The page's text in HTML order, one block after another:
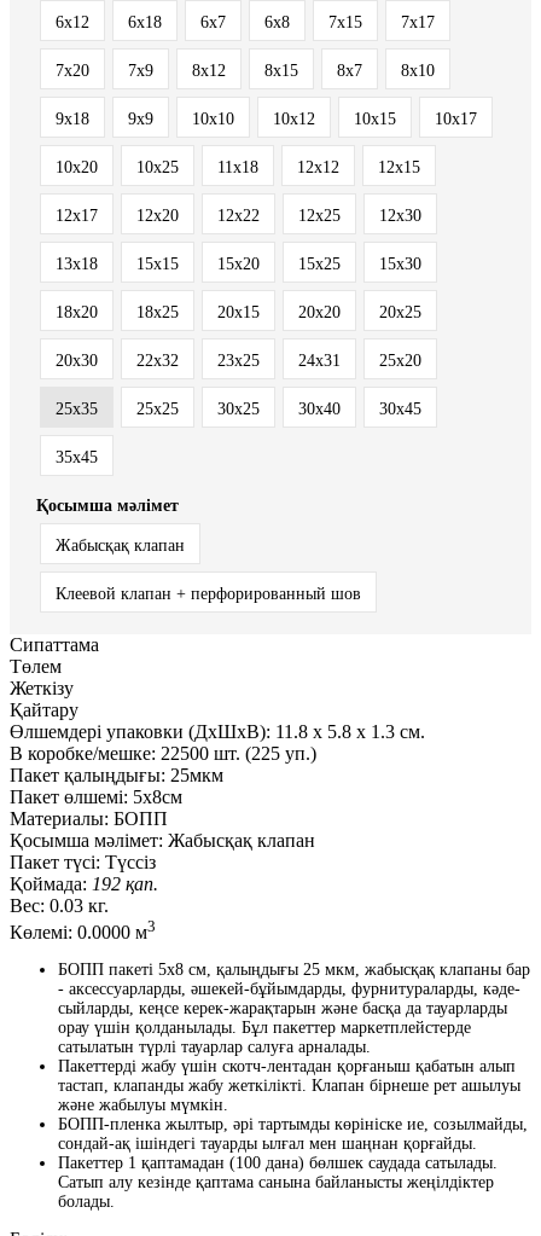
6x12 6x18 6x7 6x8 7x15 7x17
7x20 7x9 8x12 8x15 8x7 8х10
9x18 9x9 10x10 10x12 10x15 10x17
10x20 10x25 11x18 12x12 12x15
12x17 12x20 12x22 12x25 12x30
13x18 15x15 15x20 15x25 15x30
18x20 18x25 20x15 20x20 20x25
20x30 22x32 23x25 24x31 25x20
25x35 25х25 30x25 30x40 30x45
35x45
Қосымша мәлімет
Жабысқақ клапан
Клеевой клапан + перфорированный шов
Сипаттама
Төлем
Жеткізу
Қайтару
Өлшемдері упаковки (ДxШxВ): 11.8 x 5.8 x 1.3 см.
В коробке/мешке: 22500 шт. (225 уп.)
Пакет қалыңдығы: 25мкм
Пакет өлшемі: 5x8см
Материалы: БОПП
Қосымша мәлімет: Жабысқақ клапан
Пакет түсі: Түссіз
Қоймада: 192 қап.
Вес: 0.03 кг.
Көлемі: 0.0000 м3
БОПП пакеті 5x8 см, қалыңдығы 25 мкм, жабысқақ клапаны бар
- аксессуарларды, әшекей-бұйымдарды, фурнитураларды, кәде-
сыйларды, кеңсе керек-жарақтарын және басқа да тауарларды
орау үшін қолданылады. Бұл пакеттер маркетплейстерде
сатылатын түрлі тауарлар салуға арналады.
Пакеттерді жабу үшін скотч-лентадан қорғаныш қабатын алып
тастап, клапанды жабу жеткілікті. Клапан бірнеше рет ашылуы
және жабылуы мүмкін.
БОПП-пленка жылтыр, әрі тартымды көрініске ие, созылмайды,
сондай-ақ ішіндегі тауарды ылғал мен шаңнан қорғайды.
Пакеттер 1 қаптамадан (100 дана) бөлшек саудада сатылады.
Сатып алу кезінде қаптама санына байланысты жеңілдіктер
болады.